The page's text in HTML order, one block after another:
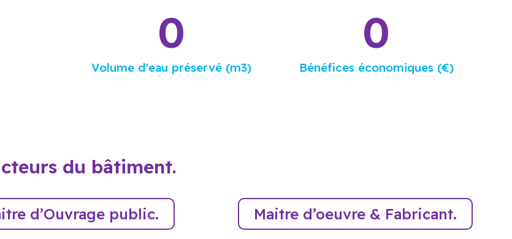
Volume d'eau préservé (m3)
0
Bénéfices économiques (€)
0
du bâtiment.
d’Ouvrage public. Maitre d’oeuvre & Fabricant.